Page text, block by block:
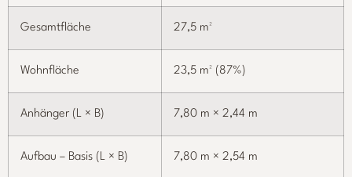
Gesamtfläche 27,5 m²
Wohnfläche 23,5 m² (87%)
Anhänger (L × B) 7,80 m × 2,44 m
Aufbau – Basis (L × B) 7,80 m × 2,54 m